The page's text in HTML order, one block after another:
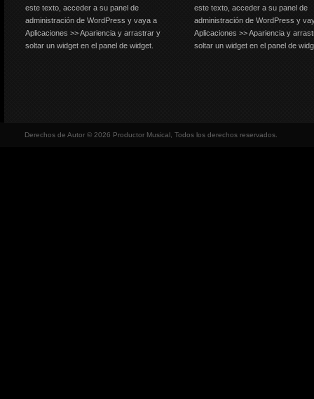
este texto, acceder a su panel de
administración de WordPress y vaya a
Aplicaciones >> Apariencia y arrastrar y
soltar un widget en el panel de widget.
este texto, acceder a su panel de
administración de WordPress y
Aplicaciones >> Apariencia y
soltar un widget en el panel de
Derechos de Autor © 2026 Productor Musical, Todos los derechos reservados.